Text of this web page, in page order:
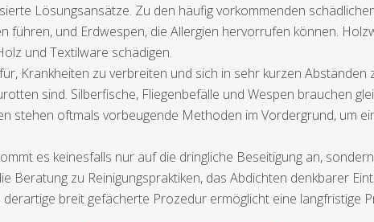
Lösungsansätze. Zu den häufig vorkommenden
führen, und Erdwespen, die Allergien hervorrufen können.
und Textilware schädigen.
Krankheiten zu verbreiten und sich in sehr kurzen Abständen
sind. Silberfische, Fliegenbefälle und Wespen brauchen
stehen oftmals vorbeugende Methoden im Vordergrund, um
es keinesfalls nur auf die dringliche Beseitigung an,
Beratung zu Reinigungspraktiken, das Abdichten denkbarer
breit gefächerte Prozedur ermöglicht eine langfristige